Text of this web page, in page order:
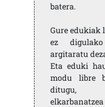
batera.
Gure edukiak
ez
argitaratu
Eta eduki
modu libre
ditugu,